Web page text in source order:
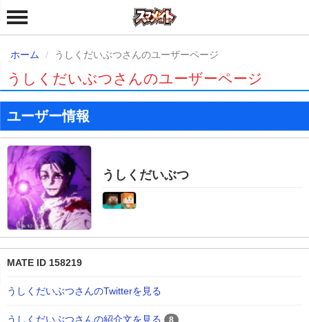
ホーム うしくだいぶつさんのユーザーページ
うしくだいぶつさんのユーザーページ
ユーザー情報
うしくだいぶつ
MATE ID 158219
うしくだいぶつさんのTwitterを見る
うしくだいぶつさんの紹介文を見る 8